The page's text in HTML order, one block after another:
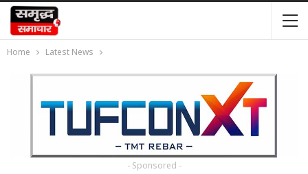
Home Latest News
- Sponsored -